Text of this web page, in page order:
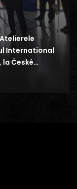
International
la České…